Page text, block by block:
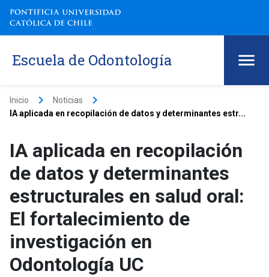
Escuela de Odontología
Inicio keyboard_arrow_right Noticias keyboard_arrow_right
IA aplicada en recopilación de datos y determinantes estr...
IA aplicada en recopilación
de datos y determinantes
estructurales en salud oral:
El fortalecimiento de
investigación en
Odontología UC